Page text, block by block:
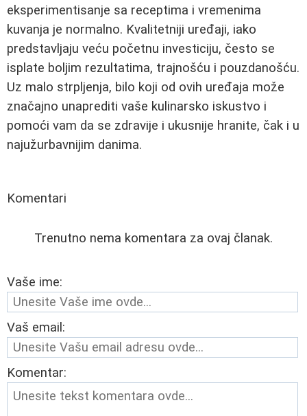
eksperimentisanje sa receptima i vremenima
kuvanja je normalno. Kvalitetniji uređaji, iako
predstavljaju veću početnu investiciju, često se
isplate boljim rezultatima, trajnošću i pouzdanošću.
Uz malo strpljenja, bilo koji od ovih uređaja može
značajno unaprediti vaše kulinarsko iskustvo i
pomoći vam da se zdravije i ukusnije hranite, čak i u
najužurbavnijim danima.
Komentari
Trenutno nema komentara za ovaj članak.
Vaše ime:
Vaš email:
Komentar: